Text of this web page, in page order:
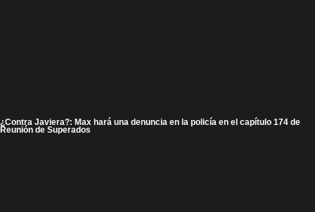
¿Contra Javiera?: Max hará una denuncia en la policía en el capítulo 174 de
Reunión de Superados